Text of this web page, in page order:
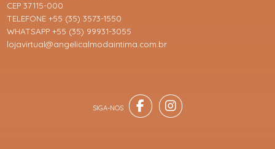
CEP 37115-000
TELEFONE +55 (35) 3573-1550
WHATSAPP +55 (35) 99931-3055
lojavirtual@angelicalmodaintima.com.br